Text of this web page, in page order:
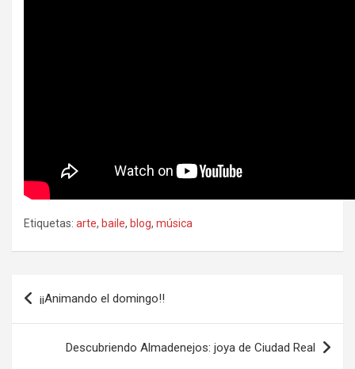
Etiquetas: arte, baile, blog, música
Navegación
de
entradas
¡¡Animando el domingo!!
Descubriendo Almadenejos: joya de Ciudad Real